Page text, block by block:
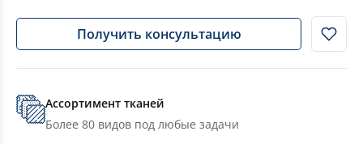
Получить консультацию
Ассортимент тканей
Более 80 видов под любые задачи